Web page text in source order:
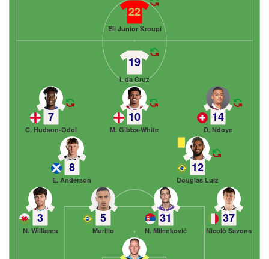
22
Eli Junior Kroupi
3
N. Williams
5
Murillo
31
N. Milenković
37
Nicolò Savona
8
E. Anderson
12
Douglas Luiz
7
C. Hudson-Odoi
10
M. Gibbs-White
14
D. Ndoye
19
I. da Cruz